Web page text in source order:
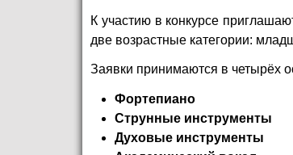
К участию в конкурсе
две возрастные категории:
Заявки принимаются в четырёх
Фортепиано
Струнные инструменты
Духовые инструменты